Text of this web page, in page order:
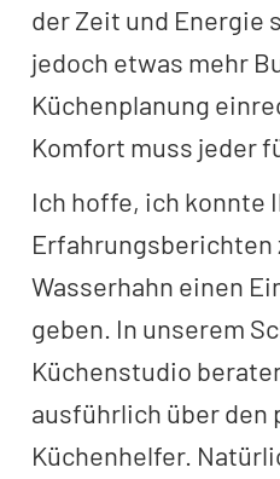
der Zeit und Energie
jedoch etwas mehr
Küchenplanung
Komfort muss jeder
Ich hoffe, ich konnte
Erfahrungsberichten
Wasserhahn einen
geben. In unserem
Küchenstudio
ausführlich über den
Küchenhelfer.